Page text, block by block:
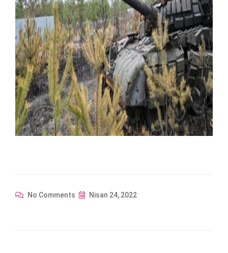
No Comments Nisan 24, 2022